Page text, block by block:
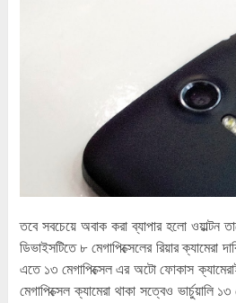
তবে সবচেয়ে অবাক করা ব্যাপার হলো
ডিভাইসটিতে ৮ মেগাপিক্সেলের রিয়ার ক্যামেরা
এতে ১৩ মেগাপিক্সেল এর অটো ফোকাস
মেগাপিক্সেল ক্যামেরা থাকা সত্বেও ভার্চুয়ালি